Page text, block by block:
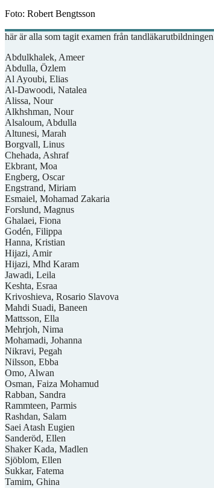
Foto: Robert Bengtsson
här är alla som tagit examen från
Abdulkhalek, Ameer
Abdulla, Özlem
Al Ayoubi, Elias
Al-Dawoodi, Natalea
Alissa, Nour
Alkhshman, Nour
Alsaloum, Abdulla
Altunesi, Marah
Borgvall, Linus
Chehada, Ashraf
Ekbrant, Moa
Engberg, Oscar
Engstrand, Miriam
Esmaiel, Mohamad Zakaria
Forslund, Magnus
Ghalaei, Fiona
Godén, Filippa
Hanna, Kristian
Hijazi, Amir
Hijazi, Mhd Karam
Jawadi, Leila
Keshta, Esraa
Krivoshieva, Rosario Slavova
Mahdi Suadi, Baneen
Mattsson, Ella
Mehrjoh, Nima
Mohamadi, Johanna
Nikravi, Pegah
Nilsson, Ebba
Omo, Alwan
Osman, Faiza Mohamud
Rabban, Sandra
Rammteen, Parmis
Rashdan, Salam
Saei Atash Eugien
Sanderöd, Ellen
Shaker Kada, Madlen
Sjöblom, Ellen
Sukkar, Fatema
Tamim, Ghina